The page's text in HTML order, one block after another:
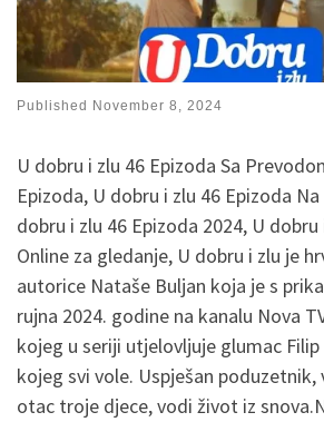
Published November 8, 2024
U dobru i zlu 46 Epizoda Sa
Epizoda, U dobru i zlu 46 Epizoda
dobru i zlu 46 Epizoda 2024, U
Online za gledanje, U dobru i zlu je
autorice Nataše Buljan koja je s
rujna 2024. godine na kanalu Nova
kojeg u seriji utjelovljuje glumac
kojeg svi vole. Uspješan poduzetnik,
otac troje djece, vodi život iz